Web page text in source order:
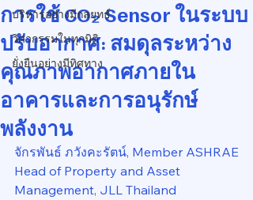
บริหารอย่างมีกลยุทธ์
วิศวกรรมในทุกมิติ
ยั่งยืนอย่างมีทิศทาง
การใช้ CO₂ Sensor ในระบบ
ปรับอากาศ: สมดุลระหว่าง
คุณภาพอากาศภายใน
อาคารและการอนุรักษ์
พลังงาน
จักรพันธ์ ภวังคะรัตน์, Member ASHRAE
Head of Property and Asset
Management, JLL Thailand